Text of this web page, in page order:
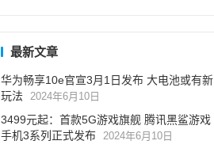
最新文章
华为畅享10e官宣3月1日发布 大电池或有新
玩法 2024年6月10日
3499元起：首款5G游戏旗舰 腾讯黑鲨游戏
手机3系列正式发布 2024年6月10日